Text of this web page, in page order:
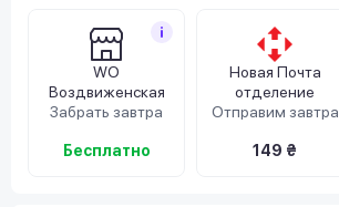
WO
Воздвиженская
Забрать завтра
Бесплатно
Новая Почта
отделение
Отправим завтра
149 ₴